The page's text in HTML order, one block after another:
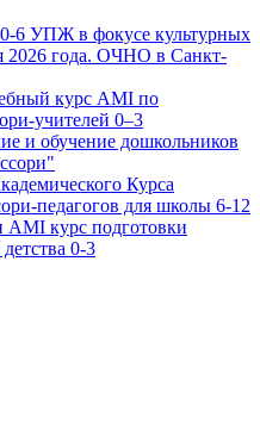
6 УПЖ в фокусе культурных
2026 года. ОЧНО в Санкт-
курс AMI по
учителей 0–3
и обучение дошкольников
Курса
педагогов для школы 6-12
AMI курс подготовки
0-3